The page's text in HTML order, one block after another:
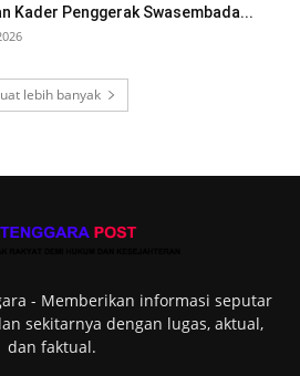
Kader Penggerak Swasembada...
lebih banyak
- Memberikan informasi seputar
sekitarnya dengan lugas, aktual,
dan faktual.